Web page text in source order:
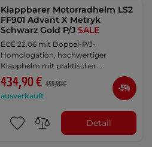
Klappbarer Motorradhelm LS2
FF901 Advant X Metryk
Schwarz Gold P/JSALE
ECE 22.06 mit Doppel-P/J-
Homologation, hochwertiger
Klapphelm mit praktischer …
434,90 € 459,90 €
ausverkauft
-5%
Detail